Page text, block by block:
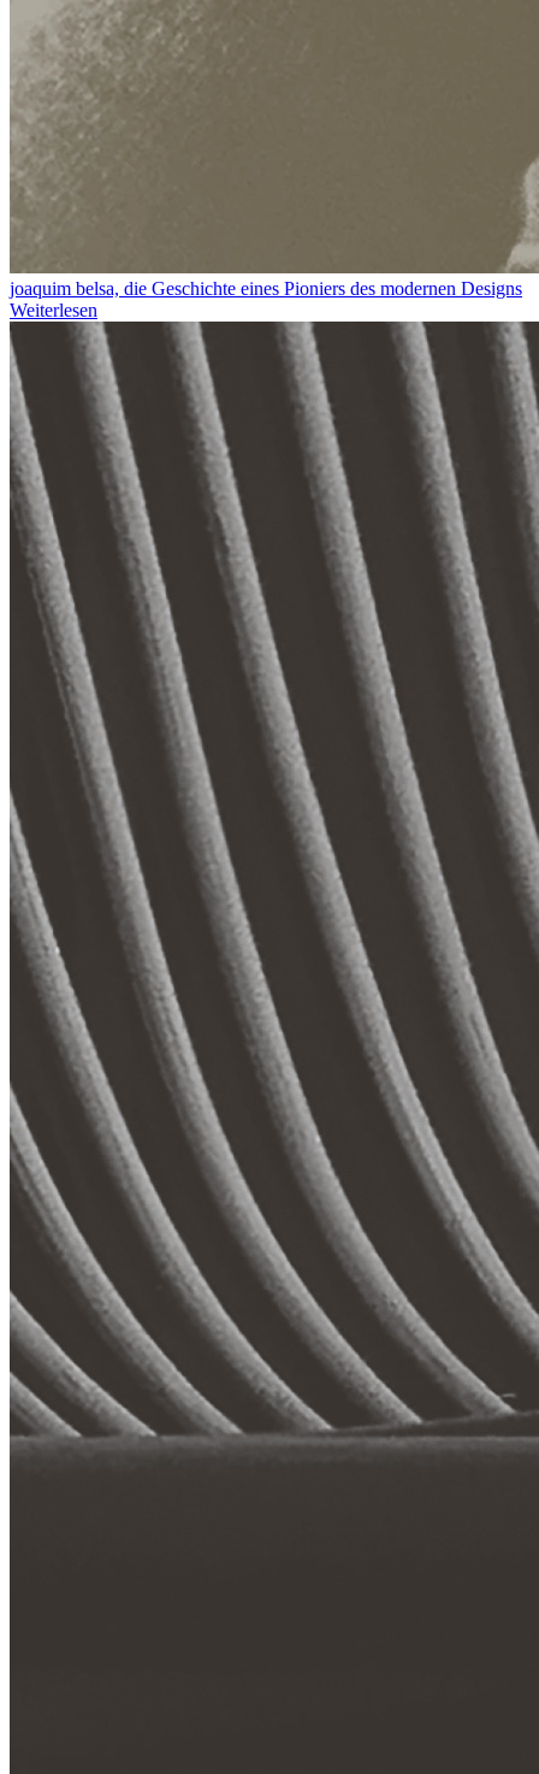
joaquim belsa, die Geschichte eines Pioniers des modernen Designs
Weiterlesen